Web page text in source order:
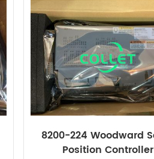
8200-224 Woodward
Position Controller